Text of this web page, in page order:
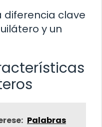
diferencia clave
y un
Palabras